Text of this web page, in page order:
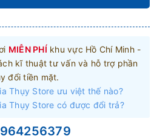
MIỄN PHÍ khu vực Hồ Chí Minh -
kĩ thuật tư vấn và hỗ trợ phần
đổi tiền mặt.
Thụy Store ưu việt thế nào?
Thụy Store có được đổi trả?